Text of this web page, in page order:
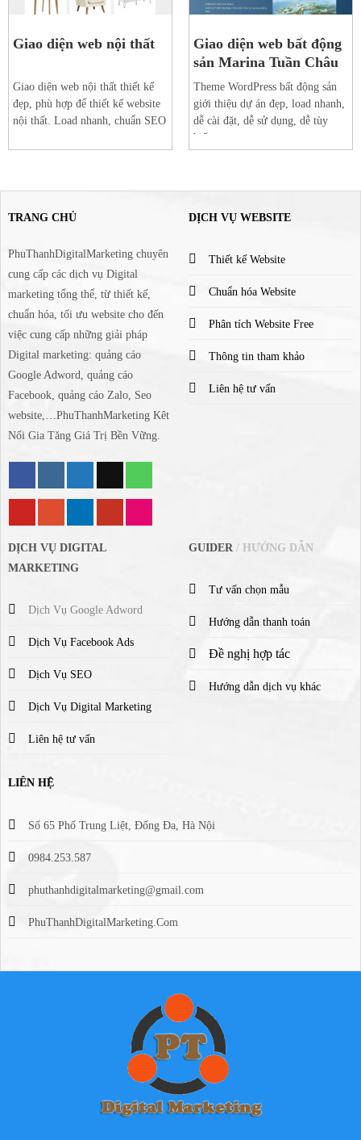
Giao diện web nội thất
Giao diện web nội thất thiết kế
đẹp, phù hợp để thiết kế website
nội thất. Load nhanh, chuẩn SEO
Giao diện web bất động
sản Marina Tuần Châu
Theme WordPress bất động sản
giới thiệu dự án đẹp, load nhanh,
dễ cài đặt, dễ sử dụng, dễ tùy
biến
TRANG CHỦ
PhuThanhDigitalMarketing chuyên
cung cấp các dịch vụ Digital
marketing tổng thể, từ thiết kế,
chuẩn hóa, tối ưu website cho đến
việc cung cấp những giải pháp
Digital marketing: quảng cáo
Google Adword, quảng cáo
Facebook, quảng cáo Zalo, Seo
website,…PhuThanhMarketing Kêt
Nối Gia Tăng Giá Trị Bền Vững.
DỊCH VỤ WEBSITE
Thiết kế Website
Chuẩn hóa Website
Phân tích Website Free
Thông tin tham khảo
Liên hệ tư vấn
DỊCH VỤ DIGITAL
MARKETING
Dịch Vụ Google Adword
Dịch Vụ Facebook Ads
Dịch Vụ SEO
Dịch Vụ Digital Marketing
Liên hệ tư vấn
GUIDER / HƯỚNG DẪN
Tư vấn chọn mẫu
Hướng dẫn thanh toán
Đề nghị hợp tác
Hướng dẫn dịch vụ khác
LIÊN HỆ
Số 65 Phố Trung Liệt, Đống Đa, Hà Nội
0984.253.587
phuthanhdigitalmarketing@gmail.com
PhuThanhDigitalMarketing.Com